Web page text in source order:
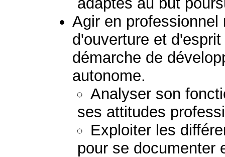
Agir en
d'ouverture et
démarche de
autonome.
Analyser son
ses attitudes
Exploiter les
pour se documenter